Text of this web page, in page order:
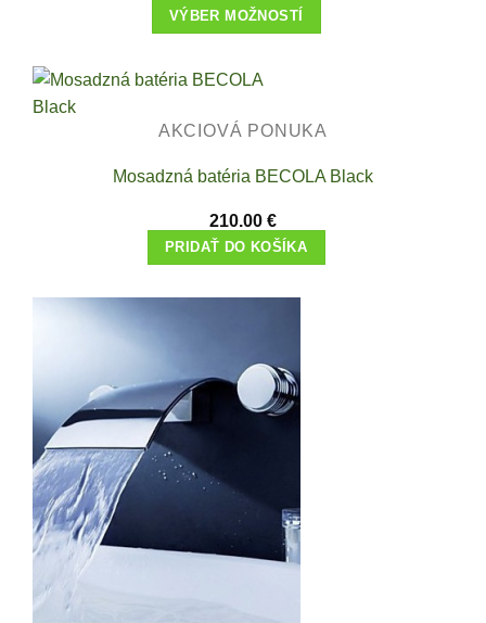
VÝBER MOŽNOSTÍ
product
multiple
The
may
be
product
page
AKCIOVÁ PONUKA
Mosadzná batéria BECOLA Black
210.00 €
PRIDAŤ DO KOŠÍKA